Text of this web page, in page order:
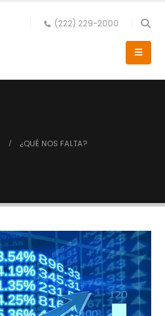
(222) 229-2000
¿QUÉ NOS FALTA?